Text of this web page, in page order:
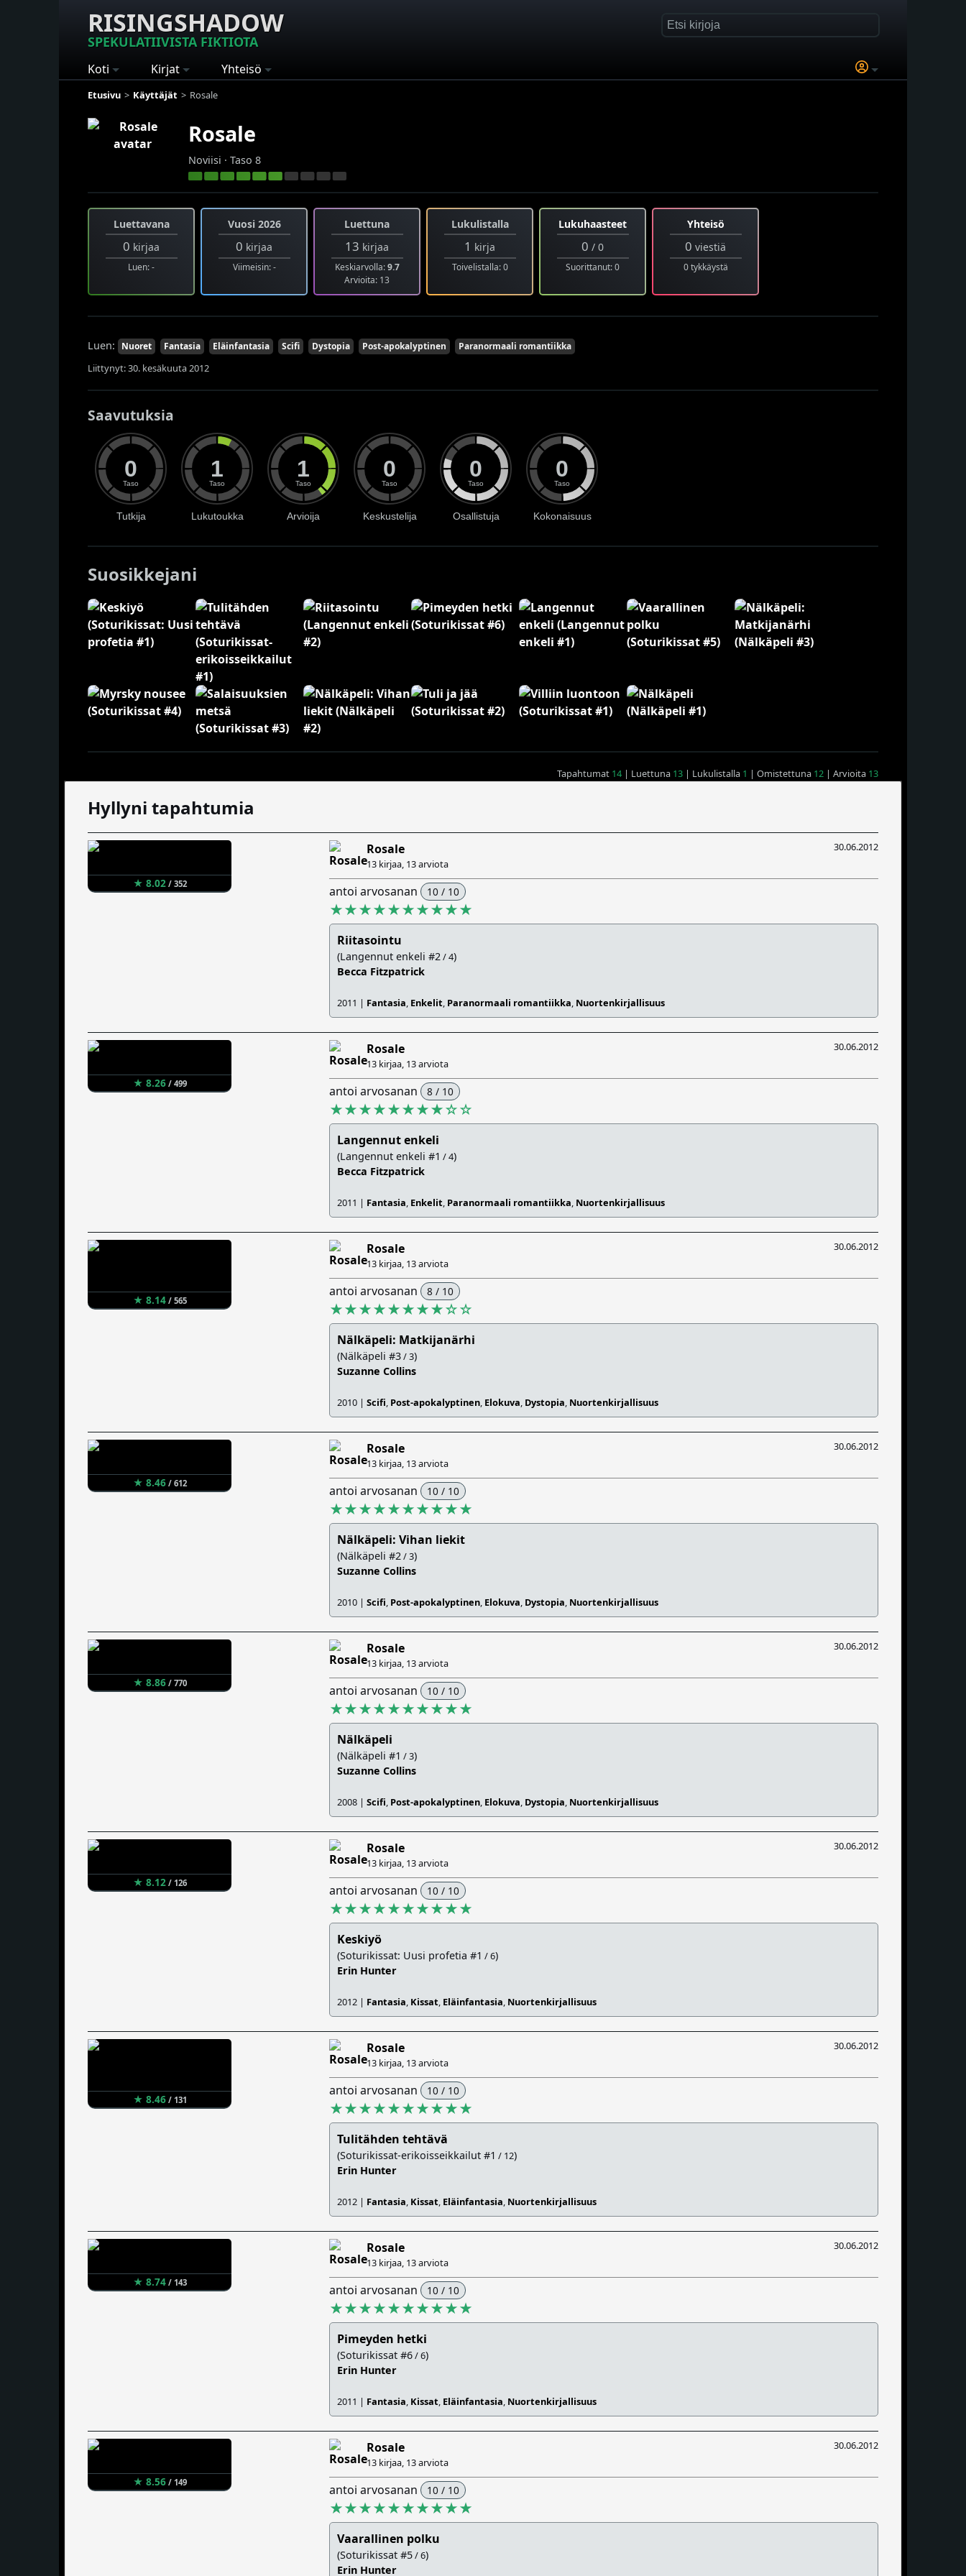
RISINGSHADOW
SPEKULATIIVISTA FIKTIOTA
Koti Kirjat Yhteisö
Etusivu Käyttäjät Rosale
Rosale
Noviisi · Taso 8
Luettavana
0 kirjaa
Luen: -
Vuosi 2026
0 kirjaa
Viimeisin: -
Luettuna
13 kirjaa
Keskiarvolla:9.7
Arvioita: 13
Lukulistalla
1 kirja
Toivelistalla: 0
Lukuhaasteet
0 / 0
Suorittanut: 0
Yhteisö
0 viestiä
0 tykkäystä
Luen: Nuoret Fantasia Eläinfantasia Scifi Dystopia Post-apokalyptinen Paranormaali romantiikka
Liittynyt: 30. kesäkuuta 2012
Saavutuksia
0
Taso
Tutkija
1
Taso
Lukutoukka
1
Taso
Arvioija
0
Taso
Keskustelija
0
Taso
Osallistuja
0
Taso
Kokonaisuus
Suosikkejani
Tapahtumat 14 | Luettuna 13 | Lukulistalla 1 | Omistettuna 12 | Arvioita 13
Hyllyni tapahtumia
★ 8.02/ 352
30.06.2012
Rosale
13 kirjaa, 13 arviota
antoi arvosanan 10 / 10
★★★★★★★★★★
Riitasointu
(Langennut enkeli #2/ 4)
Becca Fitzpatrick
2011 | Fantasia, Enkelit, Paranormaali romantiikka, Nuortenkirjallisuus
★ 8.26/ 499
30.06.2012
Rosale
13 kirjaa, 13 arviota
antoi arvosanan 8 / 10
★★★★★★★★☆☆
Langennut enkeli
(Langennut enkeli #1 / 4)
Becca Fitzpatrick
2011 | Fantasia, Enkelit, Paranormaali romantiikka, Nuortenkirjallisuus
★ 8.14/ 565
30.06.2012
Rosale
13 kirjaa, 13 arviota
antoi arvosanan 8 / 10
★★★★★★★★☆☆
Nälkäpeli: Matkijanärhi
(Nälkäpeli #3/ 3)
Suzanne Collins
2010 | Scifi, Post-apokalyptinen, Elokuva, Dystopia, Nuortenkirjallisuus
★ 8.46/ 612
30.06.2012
Rosale
13 kirjaa, 13 arviota
antoi arvosanan 10 / 10
★★★★★★★★★★
Nälkäpeli: Vihan liekit
(Nälkäpeli #2/ 3)
Suzanne Collins
2010 | Scifi, Post-apokalyptinen, Elokuva, Dystopia, Nuortenkirjallisuus
★ 8.86/ 770
30.06.2012
Rosale
13 kirjaa, 13 arviota
antoi arvosanan 10 / 10
★★★★★★★★★★
Nälkäpeli
(Nälkäpeli #1 / 3)
Suzanne Collins
2008 | Scifi, Post-apokalyptinen, Elokuva, Dystopia, Nuortenkirjallisuus
★ 8.12/ 126
30.06.2012
Rosale
13 kirjaa, 13 arviota
antoi arvosanan 10 / 10
★★★★★★★★★★
Keskiyö
(Soturikissat: Uusi profetia #1 / 6)
Erin Hunter
2012 | Fantasia, Kissat, Eläinfantasia, Nuortenkirjallisuus
★ 8.46/ 131
30.06.2012
Rosale
13 kirjaa, 13 arviota
antoi arvosanan 10 / 10
★★★★★★★★★★
Tulitähden tehtävä
(Soturikissat-erikoisseikkailut #1 / 12)
Erin Hunter
2012 | Fantasia, Kissat, Eläinfantasia, Nuortenkirjallisuus
★ 8.74/ 143
30.06.2012
Rosale
13 kirjaa, 13 arviota
antoi arvosanan 10 / 10
★★★★★★★★★★
Pimeyden hetki
(Soturikissat #6/ 6)
Erin Hunter
2011 | Fantasia, Kissat, Eläinfantasia, Nuortenkirjallisuus
★ 8.56/ 149
30.06.2012
Rosale
13 kirjaa, 13 arviota
antoi arvosanan 10 / 10
★★★★★★★★★★
Vaarallinen polku
(Soturikissat #5/ 6)
Erin Hunter